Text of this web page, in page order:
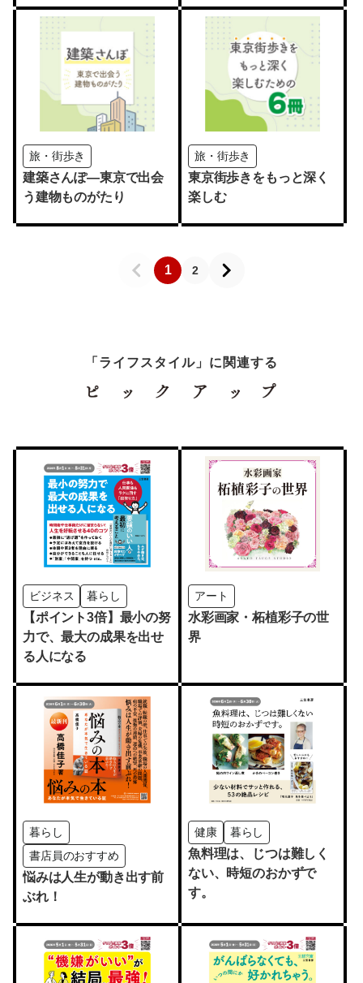
旅・街歩き
建築さんぽ―東京で出会
う建物ものがたり
旅・街歩き
東京街歩きをもっと深く
楽しむ
1 2
「ライフスタイル」に関連する
ビジネス 暮らし
【ポイント3倍】最小の努
力で、最大の成果を出せ
る人になる
アート
水彩画家・柘植彩子の世
界
暮らし
書店員のおすすめ
悩みは人生が動き出す前
ぶれ！
健康 暮らし
魚料理は、じつは難しく
ない、時短のおかずで
す。